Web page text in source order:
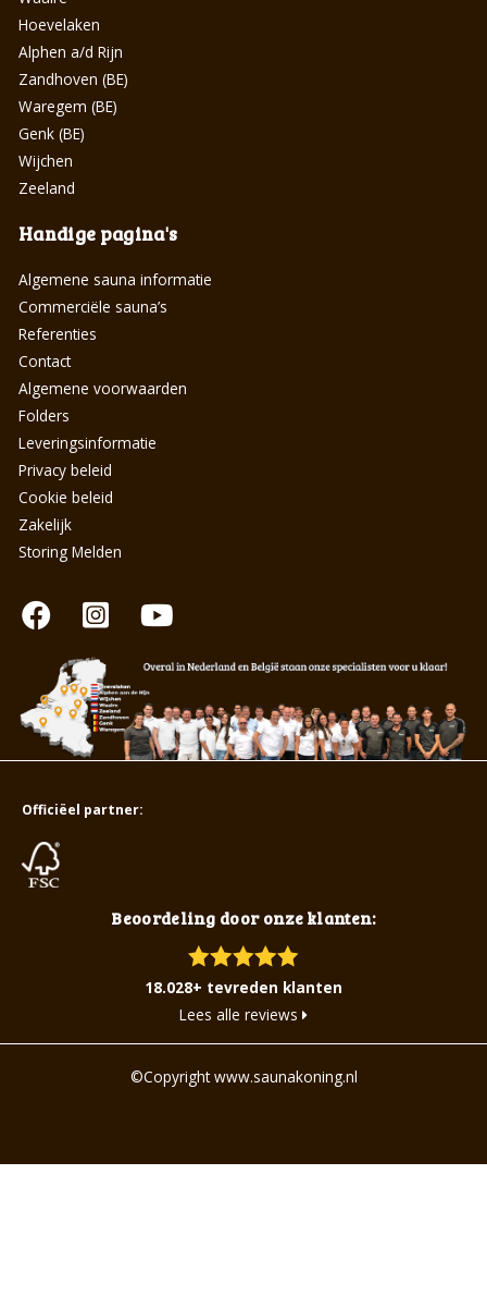
Hoevelaken
Alphen a/d Rijn
Zandhoven (BE)
Waregem (BE)
Genk (BE)
Wijchen
Zeeland
Handige pagina's
Algemene sauna informatie
Commerciële sauna’s
Referenties
Contact
Algemene voorwaarden
Folders
Leveringsinformatie
Privacy beleid
Cookie beleid
Zakelijk
Storing Melden
Beoordeling door onze klanten:
18.028+ tevreden klanten
Lees alle reviews
Officiëel partner:
©Copyright www.saunakoning.nl